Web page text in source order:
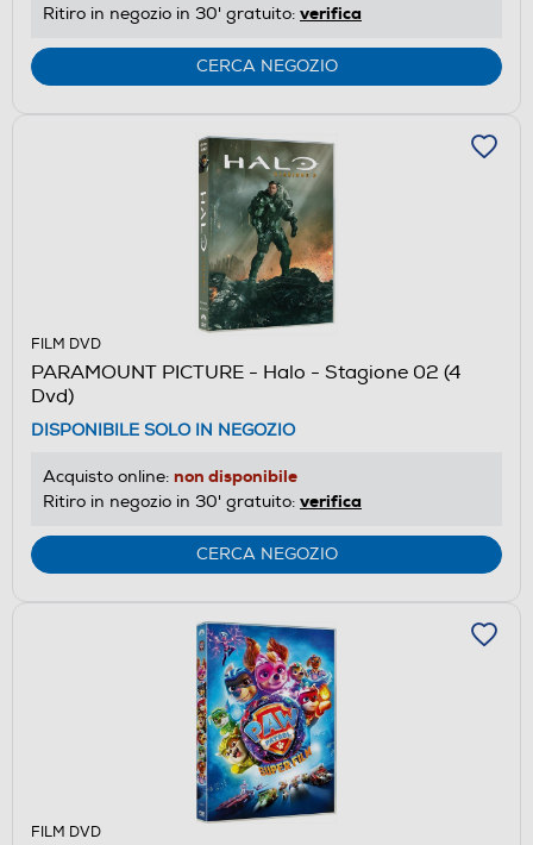
Ritiro in negozio in 30' gratuito: verifica
CERCA NEGOZIO
FILM DVD
PARAMOUNT PICTURE - Halo - Stagione 02 (4
Dvd)
DISPONIBILE SOLO IN NEGOZIO
Acquisto online: non disponibile
Ritiro in negozio in 30' gratuito: verifica
CERCA NEGOZIO
FILM DVD